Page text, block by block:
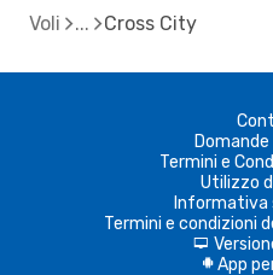
Voli Cross City
Termini e
Utilizzo
Informativa
Termini e condizioni
d
A App